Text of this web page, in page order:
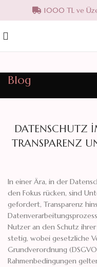
1000 TL ve
Blog
DATENSCHUTZ
TRANSPARENZ
In einer Ära, in der
den Fokus rücken, sind
gefordert, Transparenz
Nutzer an den Schutz
stetig, wobei gesetzliche
Grundverordnung
Rahmenbedingungen